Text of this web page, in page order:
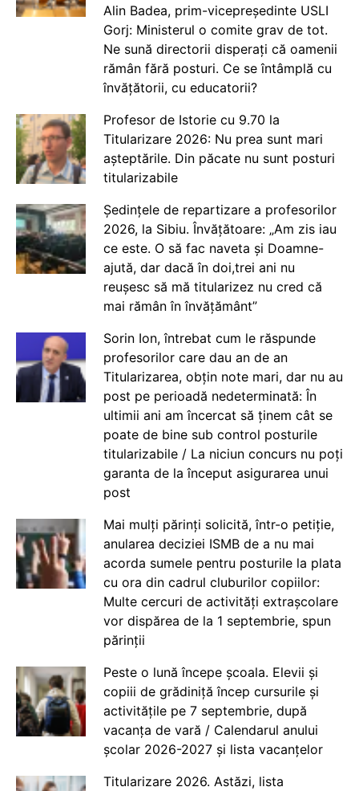
Alin Badea, prim-vicepreședinte USLI
Gorj: Ministerul o comite grav de tot.
Ne sună directorii disperați că oamenii
rămân fără posturi. Ce se întâmplă cu
învățătorii, cu educatorii?
Profesor de Istorie cu 9.70 la
Titularizare 2026: Nu prea sunt mari
așteptările. Din păcate nu sunt posturi
titularizabile
Ședințele de repartizare a profesorilor
2026, la Sibiu. Învățătoare: „Am zis iau
ce este. O să fac naveta și Doamne-
ajută, dar dacă în doi,trei ani nu
reușesc să mă titularizez nu cred că
mai rămân în învățământ”
Sorin Ion, întrebat cum le răspunde
profesorilor care dau an de an
Titularizarea, obțin note mari, dar nu au
post pe perioadă nedeterminată: În
ultimii ani am încercat să ținem cât se
poate de bine sub control posturile
titularizabile / La niciun concurs nu poți
garanta de la început asigurarea unui
post
Mai mulți părinți solicită, într-o petiție,
anularea deciziei ISMB de a nu mai
acorda sumele pentru posturile la plata
cu ora din cadrul cluburilor copiilor:
Multe cercuri de activități extrașcolare
vor dispărea de la 1 septembrie, spun
părinții
Peste o lună începe școala. Elevii și
copiii de grădiniță încep cursurile și
activitățile pe 7 septembrie, după
vacanța de vară / Calendarul anului
școlar 2026-2027 și lista vacanțelor
Titularizare 2026. Astăzi, lista